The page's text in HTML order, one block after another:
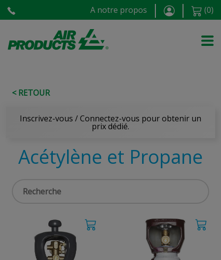
A notre propos (0)
< RETOUR
Inscrivez-vous / Connectez-vous pour obtenir un
prix dédié.
Acétylène et Propane